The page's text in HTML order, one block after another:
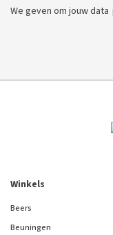
We geven om jouw data
Winkels
Beers
Beuningen